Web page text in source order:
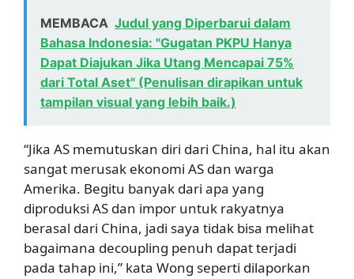
MEMBACA Judul yang Diperbarui dalam
Bahasa Indonesia: "Gugatan PKPU Hanya
Dapat Diajukan Jika Utang Mencapai 75%
dari Total Aset" (Penulisan dirapikan untuk
tampilan visual yang lebih baik.)
“Jika AS memutuskan diri dari China, hal itu akan
sangat merusak ekonomi AS dan warga
Amerika. Begitu banyak dari apa yang
diproduksi AS dan impor untuk rakyatnya
berasal dari China, jadi saya tidak bisa melihat
bagaimana decoupling penuh dapat terjadi
pada tahap ini,” kata Wong seperti dilaporkan